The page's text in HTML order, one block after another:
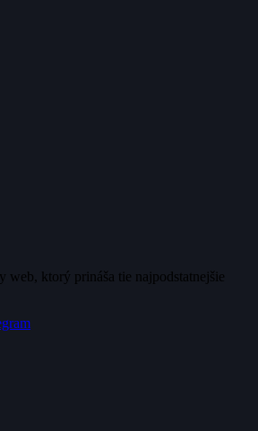
web, ktorý prináša tie najpodstatnejšie